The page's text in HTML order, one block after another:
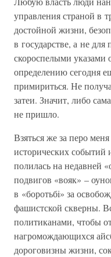
управления страной в
достойной жизни,
в государстве, а не
скороспелыми указами
определению сегодня
примириться. Не
затеи. Значит, либо
не пришло.
Взяться же за перо
исторических
полилась на недавней
подвигов «вояк» –
в «боротьбi» за
фашистской скверны.
политиканами, чтобы
нагромождающихся
дороговизны жизни,